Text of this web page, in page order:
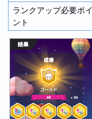
ランクアップ必要ポイ
ント